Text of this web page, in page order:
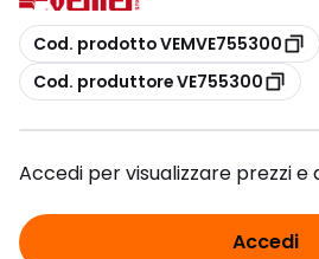
copia
Cod. prodotto VEMVE755300
copia
Cod. produttore VE755300
Accedi per visualizzare prezzi e
Accedi